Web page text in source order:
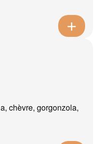
chèvre, gorgonzola,